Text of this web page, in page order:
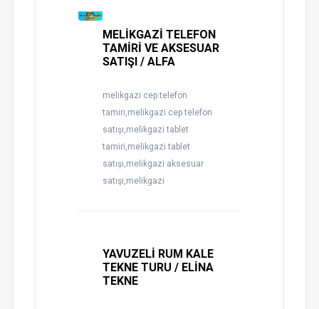
MELİKGAZİ TELEFON
TAMİRİ VE AKSESUAR
SATIŞI / ALFA
melikgazi cep telefon
tamiri,melikgazi cep telefon
satışı,melikgazi tablet
tamiri,melikgazi tablet
satışı,melikgazi aksesuar
satışı,melikgazi
YAVUZELİ RUM KALE
TEKNE TURU / ELİNA
TEKNE